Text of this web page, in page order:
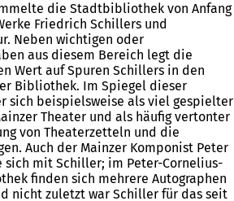
die Stadtbibliothek von Anfang
Friedrich Schillers und
Neben wichtigen oder
aus diesem Bereich legt die
Wert auf Spuren Schillers in den
Bibliothek. Im Spiegel dieser
sich beispielsweise als viel gespielter
Theater und als häufig vertonter
von Theaterzetteln und die
Auch der Mainzer Komponist Peter
sich mit Schiller; im Peter-Cornelius-
finden sich mehrere Autographen
nicht zuletzt war Schiller für das seit